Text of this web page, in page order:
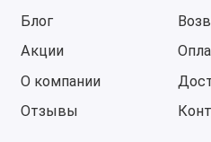
Блог
Акции
О компании
Отзывы